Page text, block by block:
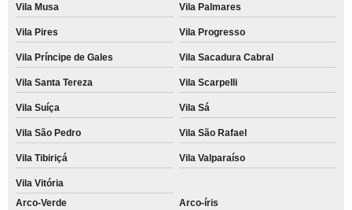
Vila Musa Vila Palmares
Vila Pires Vila Progresso
Vila Príncipe de Gales Vila Sacadura Cabral
Vila Santa Tereza Vila Scarpelli
Vila Suíça Vila Sá
Vila São Pedro Vila São Rafael
Vila Tibiriçá Vila Valparaíso
Vila Vitória
Arco-Verde
Arco-íris